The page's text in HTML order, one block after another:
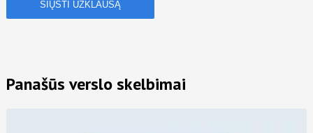
Panašūs verslo skelbimai